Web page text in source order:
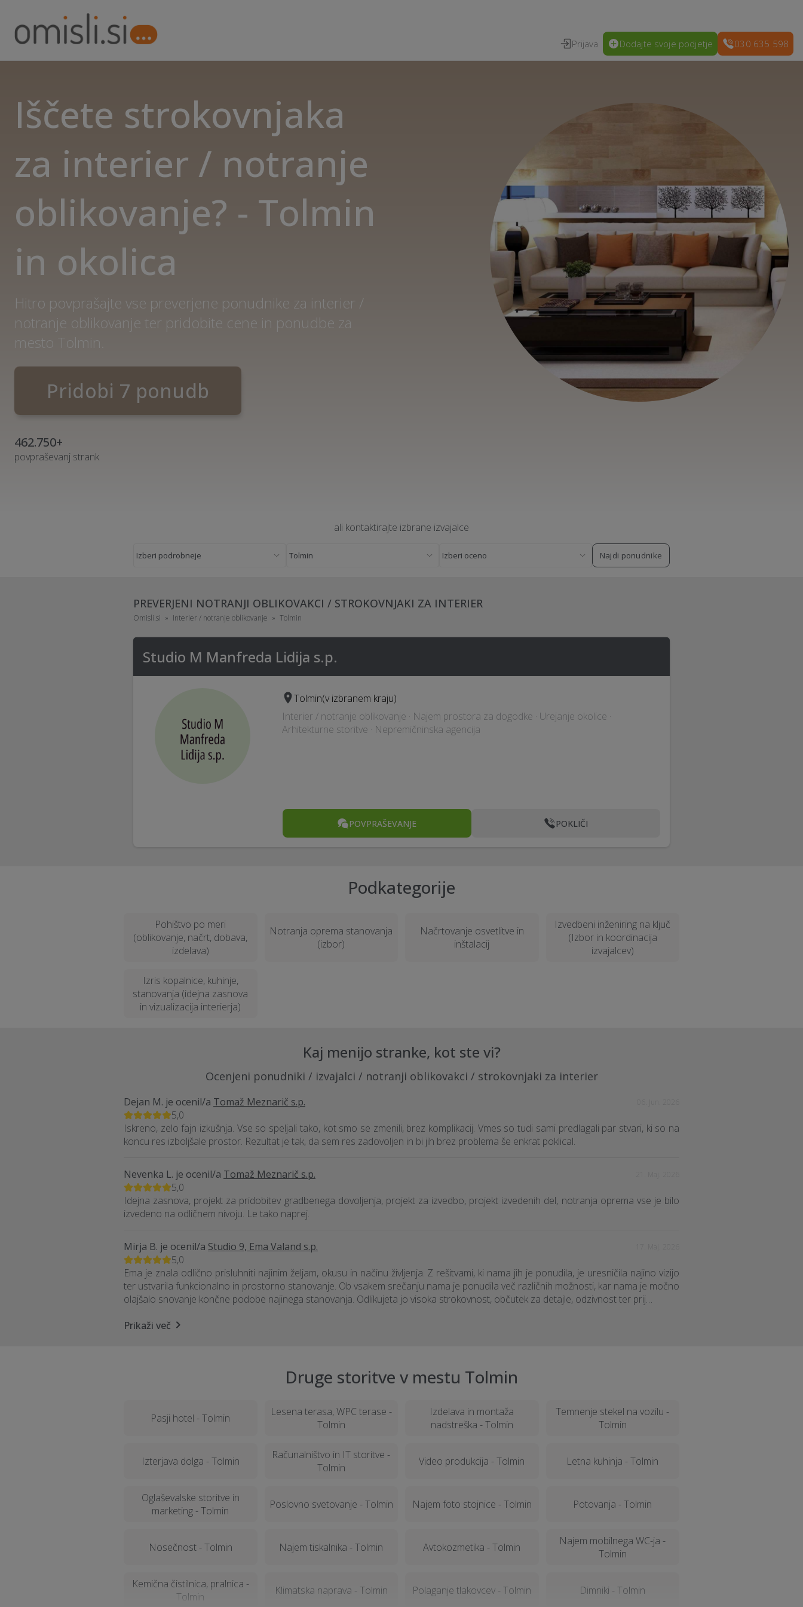
Prijava Dodajte svoje podjetje 030 635 598
Iščete strokovnjaka
za interier / notranje
oblikovanje? - Tolmin
in okolica
Hitro povprašajte vse preverjene ponudnike za interier /
notranje oblikovanje ter pridobite cene in ponudbe za
mesto Tolmin.
Pridobi 7 ponudb
462.750+
povpraševanj strank
ali kontaktirajte izbrane izvajalce
Najdi ponudnike
PREVERJENI NOTRANJI OBLIKOVAKCI / STROKOVNJAKI ZA INTERIER
Omisli.si Interier / notranje oblikovanje Tolmin
Studio M Manfreda Lidija s.p.
Tolmin(v izbranem kraju)
Interier / notranje oblikovanje · Najem prostora za dogodke · Urejanje okolice ·
Arhitekturne storitve · Nepremičninska agencija
POVPRAŠEVANJE POKLIČI
Podkategorije
Pohištvo po meri
(oblikovanje, načrt, dobava,
izdelava)
Notranja oprema stanovanja
(izbor)
Načrtovanje osvetlitve in
inštalacij
Izvedbeni inženiring na ključ
(Izbor in koordinacija
izvajalcev)
Izris kopalnice, kuhinje,
stanovanja (idejna zasnova
in vizualizacija interierja)
Kaj menijo stranke, kot ste vi?
Ocenjeni ponudniki / izvajalci / notranji oblikovakci / strokovnjaki za interier
Dejan M. je ocenil/a Tomaž Meznarič s.p.
5,0
Iskreno, zelo fajn izkušnja. Vse so speljali tako, kot smo se zmenili, brez komplikacij. Vmes so tudi sami predlagali par stvari, ki so na
koncu res izboljšale prostor. Rezultat je tak, da sem res zadovoljen in bi jih brez problema še enkrat poklical.
Nevenka L. je ocenil/a Tomaž Meznarič s.p.
5,0
Idejna zasnova, projekt za pridobitev gradbenega dovoljenja, projekt za izvedbo, projekt izvedenih del, notranja oprema vse je bilo
izvedeno na odličnem nivoju. Le tako naprej.
Mirja B. je ocenil/a Studio 9, Ema Valand s.p.
5,0
Ema je znala odlično prisluhniti najinim željam, okusu in načinu življenja. Z rešitvami, ki nama jih je ponudila, je uresničila najino vizijo
ter ustvarila funkcionalno in prostorno stanovanje. Ob vsakem srečanju nama je ponudila več različnih možnosti, kar nama je močno
olajšalo snovanje končne podobe najinega stanovanja. Odlikujeta jo visoka strokovnost, občutek za detajle, odzivnost ter prij…
Prikaži več
Druge storitve v mestu Tolmin
Pasji hotel - Tolmin
Lesena terasa, WPC terase -
Tolmin
Izdelava in montaža
nadstreška - Tolmin
Temnenje stekel na vozilu -
Tolmin
Izterjava dolga - Tolmin
Računalništvo in IT storitve -
Tolmin
Video produkcija - Tolmin Letna kuhinja - Tolmin
Oglaševalske storitve in
marketing - Tolmin
Poslovno svetovanje - Tolmin Najem foto stojnice - Tolmin Potovanja - Tolmin
Nosečnost - Tolmin Najem tiskalnika - Tolmin Avtokozmetika - Tolmin
Najem mobilnega WC-ja -
Tolmin
Kemična čistilnica, pralnica -
Tolmin
Klimatska naprava - Tolmin Polaganje tlakovcev - Tolmin Dimniki - Tolmin